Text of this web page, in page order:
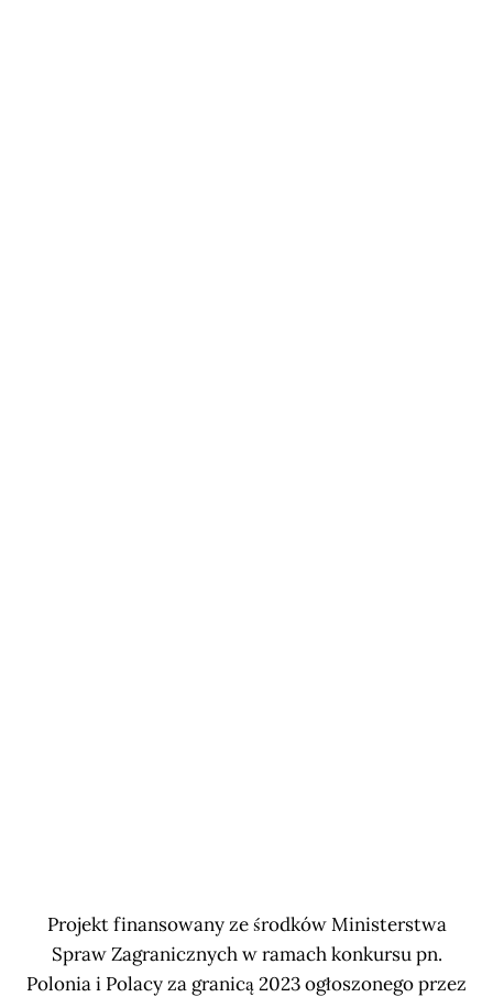
Projekt finansowany ze środków Ministerstwa
Spraw Zagranicznych w ramach konkursu pn.
Polonia i Polacy za granicą 2023 ogłoszonego przez